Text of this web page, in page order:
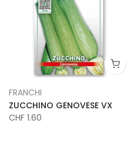
FRANCHI
ZUCCHINO GENOVESE VX
CHF 1.60